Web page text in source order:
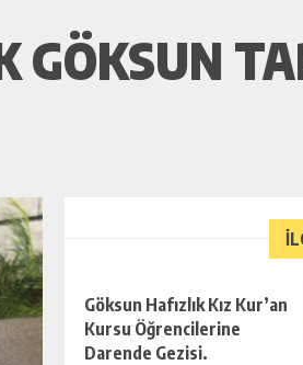
GÖKSUN
Göksun Hafızlık Kız Kur’an
Kursu Öğrencilerine
Darende Gezisi.